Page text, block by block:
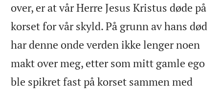
over, er at vår Herre Jesus Kristus døde på
korset for vår skyld. På grunn av hans død
har denne onde verden ikke lenger noen
makt over meg, etter som mitt gamle ego
ble spikret fast på korset sammen med